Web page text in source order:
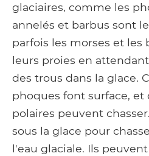
glaciaires, comme les
annelés et barbus sont
parfois les morses et les
leurs proies en
des trous dans la glace.
phoques font surface, et
polaires peuvent
sous la glace pour
l'eau glaciale. Ils